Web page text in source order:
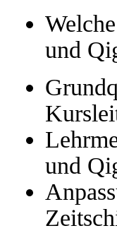
und
und